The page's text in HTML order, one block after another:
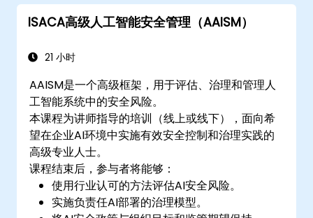
ISACA高级人工智能安全管理（AAISM）
21 小时
AAISM是一个高级框架，用于评估、治理和管理人
工智能系统中的安全风险。
本课程为讲师指导的培训（线上或线下），面向希
望在企业AI环境中实施有效安全控制和治理实践的
高级专业人士。
课程结束后，参与者将能够：
使用行业认可的方法评估AI安全风险。
实施负责任AI部署的治理模型。